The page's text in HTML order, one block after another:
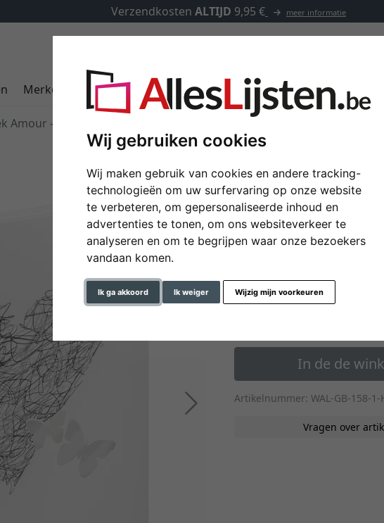
Wij gebruiken cookies
Wij maken gebruik van cookies en andere tracking-
technologieën om uw surfervaring op onze website
te verbeteren, om gepersonaliseerde inhoud en
advertenties te tonen, om ons websiteverkeer te
analyseren en om te begrijpen waar onze bezoekers
vandaan komen.
Ik ga akkoord Ik weiger Wijzig mijn voorkeuren
Verzendkosten ALTIJD 9,95 € meer informatie
Merken Kaders op maat Passe-partouts Toebehoren
Amour - 72 pagina's, 23x25 cm
Verder
Gastenboek Amour -
formaat
kleur
In de de
Artikelnummer: WAL-GB-158-1-
Vragen over